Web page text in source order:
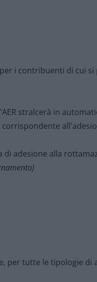
i contribuenti di cui si
stralcerà in
di adesione alla
per tutte le tipologie di